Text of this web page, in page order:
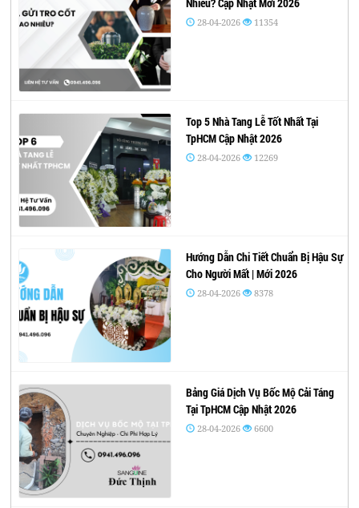
28-04-2026 11354
Top 5 Nhà Tang Lễ Tốt Nhất Tại
TpHCM Cập Nhật 2026
28-04-2026 12269
Hướng Dẫn Chi Tiết Chuẩn Bị Hậu Sự
Cho Người Mất | Mới 2026
28-04-2026 8378
Bảng Giá Dịch Vụ Bốc Mộ Cải Táng
Tại TpHCM Cập Nhật 2026
28-04-2026 6600